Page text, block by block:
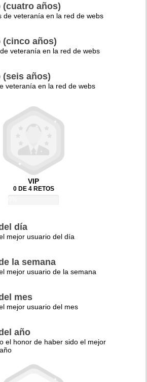
(cuatro años)
de veteranía en la red de webs
(cinco años)
veteranía en la red de webs
(seis años)
veteranía en la red de webs
VIP
0 DE 4 RETOS
día
mejor usuario del día
la semana
mejor usuario de la semana
mes
mejor usuario del mes
año
el honor de haber sido el mejor